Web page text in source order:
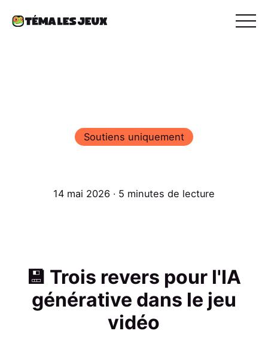
Soutiens uniquement
14 mai 2026 ∙ 5 minutes de lecture
💾 Trois revers pour l'IA
générative dans le jeu
vidéo